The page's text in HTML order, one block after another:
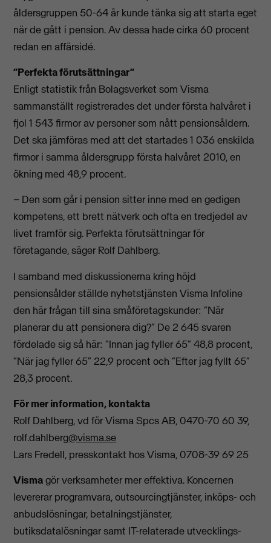
åldersgruppen 50-64 år kunde tänka sig att starta eget
när de gått i pension. Av dessa hade cirka 60 procent
redan en affärsidé.
”Perfekta förutsättningar”
Enligt statistik från Bolagsverket som Visma
sammanställt registrerades det under första halvåret i
fjol 1 543 firmor av personer som nått pensionsåldern.
Det ska jämföras med att det startades 1 036 enskilda
firmor i samma åldersgrupp första halvåret 2010, en
ökning med 48,9 procent.
– Den som går i pension sitter inne med en gedigen
kompetens, ett brett nätverk och ofta en tredjedel av
livet framför sig. Perfekta förutsättningar för
företagande, säger Rolf Dahlberg.
I samband med diskussionerna kring höjd
pensionsålder ställde nyhetstjänsten Visma Infoline
den här frågan till sina småföretagskunder: ”När
planerar du att pensionera dig?” De 2 645 svaren
fördelade sig så här: ”Innan jag fyller 65” 48,8 procent,
”När jag fyller 65” 22,9 procent och ”Efter jag fyllt 65”
28,3 procent.
För mer information, kontakta
Rolf Dahlberg, vd för Visma Spcs AB, 0470-70 60 39,
rolf.dahlberg@visma.se
Lars Fredell, presskontakt hos Visma, 0708-39 69 25
Vismagör verksamheter mer effektiva. Koncernen
levererar programvara, outsourcingtjänster, inköps- och
anbudslösningar, betalningstjänster,
butiksdatalösningar samt IT-relaterade utvecklings-